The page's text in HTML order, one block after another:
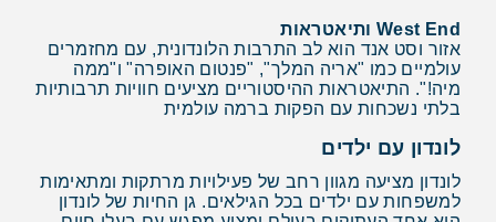
West End ותיאטראות
אזור וסט אנד הוא לב התרבות הלונדונית, עם מחזמרים
עולמיים כמו "אריה המלך", "פנטום האופרה" ו"ממה
מיה!". התיאטראות ההיסטוריים מציעים חוויות תרבותיות
בלתי נשכחות עם הפקות ברמה עולמית
לונדון עם ילדים
לונדון מציעה מגוון רחב של פעילויות מרתקות ומתאימות
למשפחות עם ילדים בכל הגילאים. גן החיות של לונדון